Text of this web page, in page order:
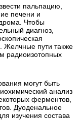
пальпацию,
печени и
Чтобы
диагноз,
Желчные пути также
радиоизотопных
могут быть
анализ
ферментов,
Дуоденальное
изучения состава